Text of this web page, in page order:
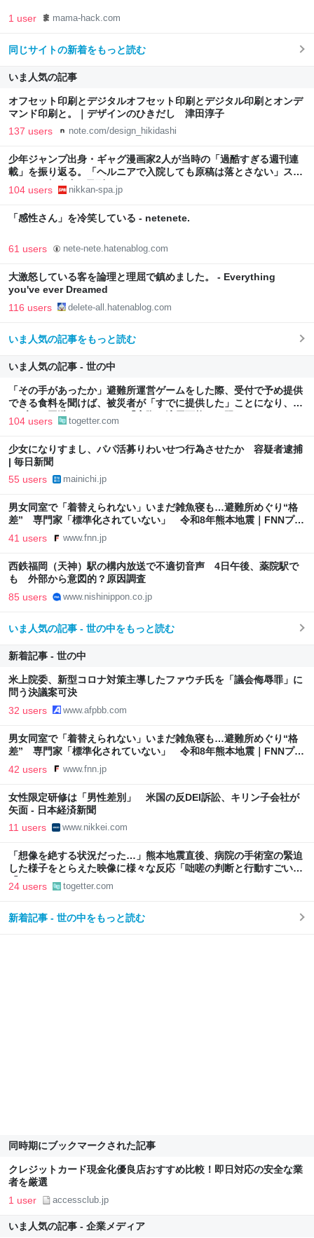
1 user mama-hack.com
同じサイトの新着をもっと読む
いま人気の記事
オフセット印刷とデジタルオフセット印刷とデジタル印刷とオンデ
マンド印刷と。｜デザインのひきだし 津田淳子
137 users note.com/design_hikidashi
少年ジャンプ出身・ギャグ漫画家2人が当時の「過酷すぎる週刊連
載」を振り返る。「ヘルニアで入院しても原稿は落とさない」スト
イックな舞台裏 | 日刊SPA!
104 users nikkan-spa.jp
「感性さん」を冷笑している - netenete.
61 users nete-nete.hatenablog.com
大激怒している客を論理と理屈で鎮めました。 - Everything
you've ever Dreamed
116 users delete-all.hatenablog.com
いま人気の記事をもっと読む
いま人気の記事 - 世の中
「その手があったか」避難所運営ゲームをした際、受付で予め提供
できる食料を聞けば、被災者が「すでに提供した」ことになり、ト
ラブルを回避できた、ただ「実際に適用可能とは限らない」かも
104 users togetter.com
少女になりすまし、パパ活募りわいせつ行為させたか 容疑者逮捕
| 毎日新聞
55 users mainichi.jp
男女同室で「着替えられない」いまだ雑魚寝も…避難所めぐり“格
差” 専門家「標準化されていない」 令和8年熊本地震｜FNNプラ
イムオンライン
41 users www.fnn.jp
西鉄福岡（天神）駅の構内放送で不適切音声 4日午後、薬院駅で
も 外部から意図的？原因調査
85 users www.nishinippon.co.jp
いま人気の記事 - 世の中をもっと読む
新着記事 - 世の中
米上院委、新型コロナ対策主導したファウチ氏を「議会侮辱罪」に
問う決議案可決
32 users www.afpbb.com
男女同室で「着替えられない」いまだ雑魚寝も…避難所めぐり“格
差” 専門家「標準化されていない」 令和8年熊本地震｜FNNプラ
イムオンライン
42 users www.fnn.jp
女性限定研修は「男性差別」 米国の反DEI訴訟、キリン子会社が
矢面 - 日本経済新聞
11 users www.nikkei.com
「想像を絶する状況だった…」熊本地震直後、病院の手術室の緊迫
した様子をとらえた映像に様々な反応「咄嗟の判断と行動すごい」
「リスペクトしかない」
24 users togetter.com
新着記事 - 世の中をもっと読む
同時期にブックマークされた記事
クレジットカード現金化優良店おすすめ比較！即日対応の安全な業
者を厳選
1 user accessclub.jp
いま人気の記事 - 企業メディア